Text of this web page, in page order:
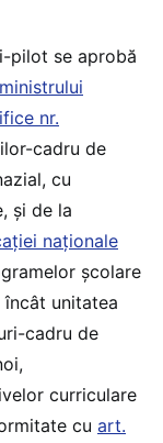
pilot se aprobă
nr.
cadru de
cu
și de la
naționale
școlare
unitatea
cadru de
curriculare
cu art.